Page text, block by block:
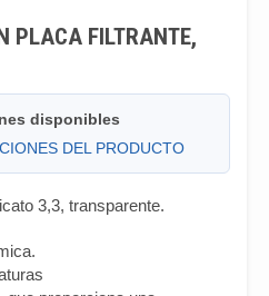
PLACA FILTRANTE,
disponibles
DEL PRODUCTO
3,3, transparente.